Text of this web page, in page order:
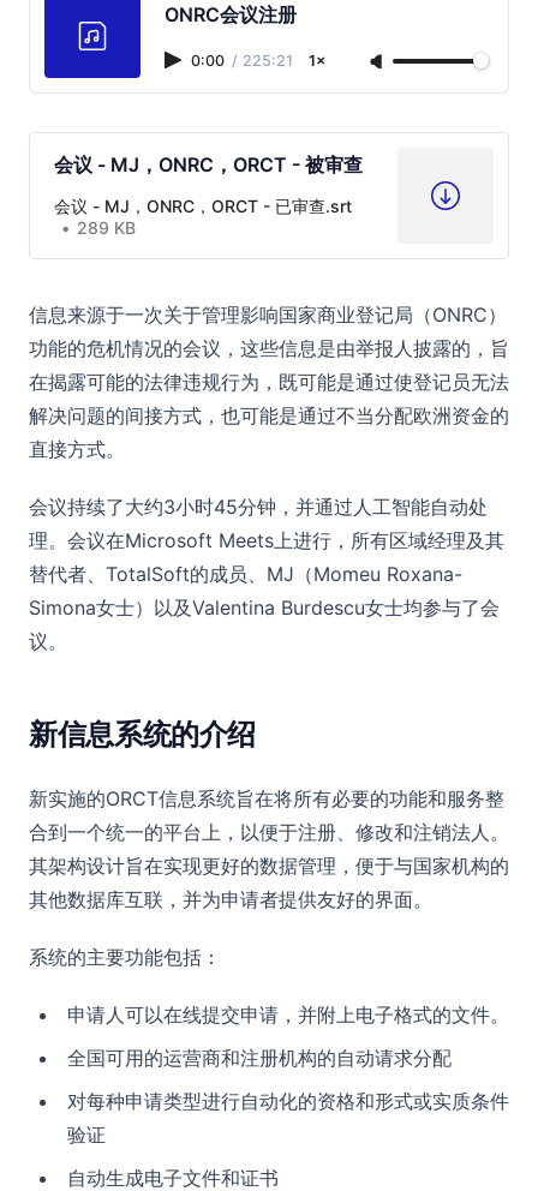
ONRC会议注册
0:00 / 225:21 1×
会议 - MJ，ONRC，ORCT - 被审查
会议 - MJ，ONRC，ORCT - 已审查.srt
289 KB
信息来源于一次关于管理影响国家商业登记局（ONRC）
功能的危机情况的会议，这些信息是由举报人披露的，旨
在揭露可能的法律违规行为，既可能是通过使登记员无法
解决问题的间接方式，也可能是通过不当分配欧洲资金的
直接方式。
会议持续了大约3小时45分钟，并通过人工智能自动处
理。会议在Microsoft Meets上进行，所有区域经理及其
替代者、TotalSoft的成员、MJ（Momeu Roxana-
Simona女士）以及Valentina Burdescu女士均参与了会
议。
新信息系统的介绍
新实施的ORCT信息系统旨在将所有必要的功能和服务整
合到一个统一的平台上，以便于注册、修改和注销法人。
其架构设计旨在实现更好的数据管理，便于与国家机构的
其他数据库互联，并为申请者提供友好的界面。
系统的主要功能包括：
申请人可以在线提交申请，并附上电子格式的文件。
全国可用的运营商和注册机构的自动请求分配
对每种申请类型进行自动化的资格和形式或实质条件
验证
自动生成电子文件和证书